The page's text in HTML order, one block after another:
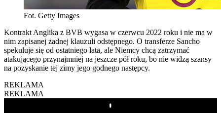
Fot. Getty Images
Kontrakt Anglika z BVB wygasa w czerwcu 2022 roku i nie ma w
nim zapisanej żadnej klauzuli odstępnego. O transferze Sancho
spekuluje się od ostatniego lata, ale Niemcy chcą zatrzymać
atakującego przynajmniej na jeszcze pół roku, bo nie widzą szansy
na pozyskanie tej zimy jego godnego następcy.
REKLAMA
REKLAMA
Play